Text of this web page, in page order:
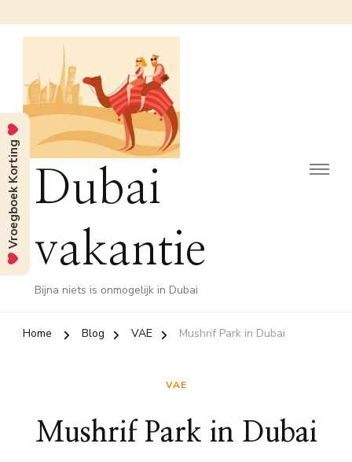
Dubai
vakantie
Bijna niets is onmogelijk in Dubai
Home Blog VAE Mushrif Park in Dubai
VAE
Mushrif Park in Dubai
Vroegboek Korting